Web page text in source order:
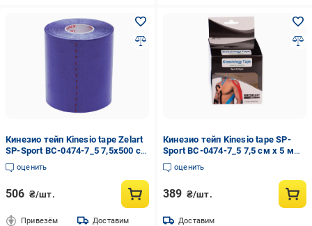
Кинезио тейп Kinesio tape Zelart
SP-Sport BC-0474-7_5 7,5х500 см
(DR004201)
оценить
506 ₴/шт.
Привезём Доставим
Кинезио тейп Kinesio tape SP-
Sport BC-0474-7_5 7,5 см х 5 м
White (186794)
оценить
389 ₴/шт.
Доставим